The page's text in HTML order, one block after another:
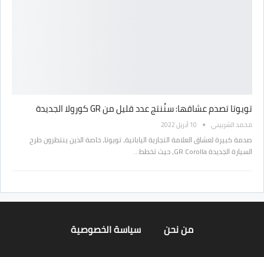
تويوتا تصدم عشاقها: سنُنتج عدد قليل من GR كورولا الجديدة
محمد الشربيني 10 أبريل 2022
صدمة كبيرة لعشاق العلامة التجارية اليابانية، تويوتا، خاصة الذين ينتظرون طرح
السيارة الجديدة GR Corolla، حيث تخطط…
من نحن سياسة الخصوصية